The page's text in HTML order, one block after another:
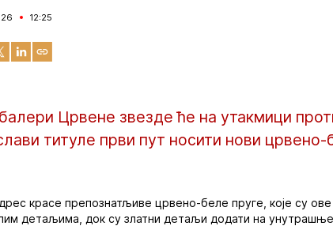
12:25
Црвене звезде ће на утакмици
титуле први пут носити нови
красе препознатљиве црвено-беле пруге, које су
детаљима, док су златни детаљи додати на